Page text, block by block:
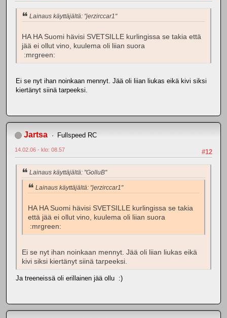
Lainaus käyttäjältä: "jerzirccar1"
HA HA Suomi hävisi SVETSILLE kurlingissa se takia että
jää ei ollut vino, kuulema oli liian suora
:mrgreen:
Ei se nyt ihan noinkaan mennyt. Jää oli liian liukas eikä kivi siksi
kiertänyt siinä tarpeeksi.
Jartsa Fullspeed RC
#12
14.02.06 - klo: 08.57
Lainaus käyttäjältä: "GolluB"
Lainaus käyttäjältä: "jerzirccar1"
HA HA Suomi hävisi SVETSILLE kurlingissa se takia
että jää ei ollut vino, kuulema oli liian suora
:mrgreen:
Ei se nyt ihan noinkaan mennyt. Jää oli liian liukas eikä
kivi siksi kiertänyt siinä tarpeeksi.
Ja treeneissä oli erillainen jää ollu :)